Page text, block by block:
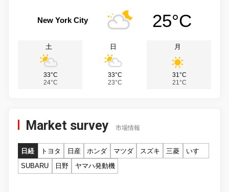
New York City 25°C
土
33°C
24°C
日
33°C
23°C
月
31°C
21°C
Market survey 市場情報
日経 トヨタ 日産 ホンダ マツダ スズキ 三菱
いすゞ
SUBARU
日野 ヤマハ発動機